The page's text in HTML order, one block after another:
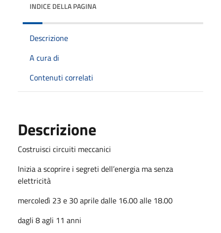
INDICE DELLA PAGINA
Descrizione
A cura di
Contenuti correlati
Descrizione
Costruisci circuiti meccanici
Inizia a scoprire i segreti dell’energia ma senza
elettricità
mercoledì 23 e 30 aprile dalle 16.00 alle 18.00
dagli 8 agli 11 anni